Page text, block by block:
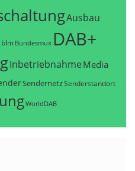
Ausbau
blm Bundesmux DAB+
Inbetriebnahme Media
SendernetzSenderstandort
WorldDAB